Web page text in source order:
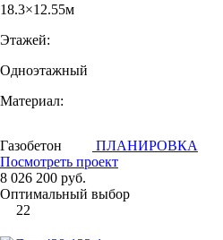
18.3×12.55м
Этажей:
Одноэтажный
Материал:
Газобетон
ПЛАНИРОВКА
Посмотреть проект
8 026 200 руб.
Оптимальный выбор
22